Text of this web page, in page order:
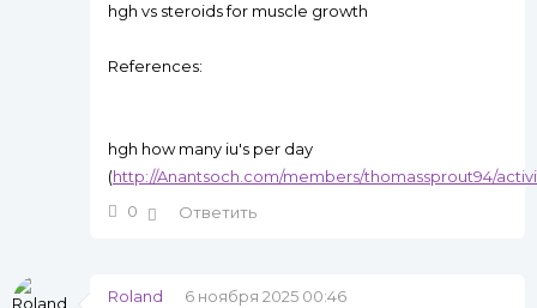
hgh vs steroids for muscle growth
References:
hgh how many iu's per day
(http://Anantsoch.com/members/thomassprout94/
0
Ответить
Roland
6 ноября 2025 00:46